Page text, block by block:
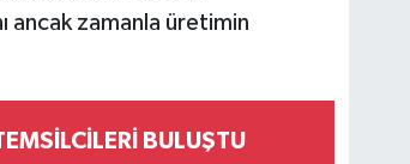
ancak zamanla üretimin
BULUŞTU